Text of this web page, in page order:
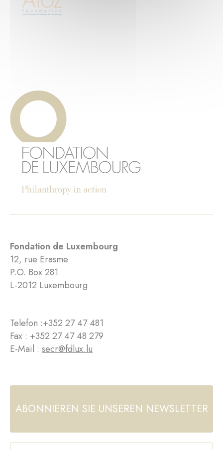
Fondation de Luxembourg
12, rue Erasme
P.O. Box 281
L-2012 Luxembourg
Telefon :+352 27 47 481
Fax : +352 27 47 48 279
E-Mail : secr@fdlux.lu
ABONNIEREN SIE UNSEREN NEWSLETTER